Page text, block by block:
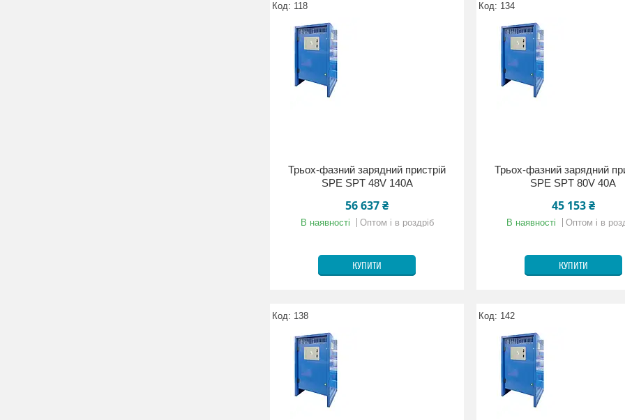
118
Трьох-фазний зарядний пристрій
SPE SPT 48V 140A
56 637 ₴
В наявності Оптом і в роздріб
КУПИТИ
134
Трьох-фазний зарядний
SPE SPT 80V 40A
45 153 ₴
В наявності Оптом і в
КУПИТИ
138 142